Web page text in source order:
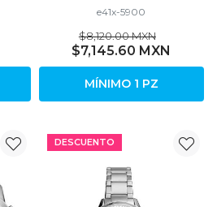
e41x-5900
$8,120.00 MXN
$7,145.60 MXN
MÍNIMO 1 PZ
DESCUENTO